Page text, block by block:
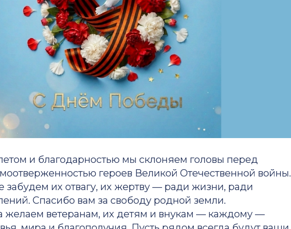
и благодарностью мы склоняем головы перед
героев Великой Отечественной войны.
их отвагу, их жертву — ради жизни, ради
Спасибо вам за свободу родной земли.
желаем ветеранам, их детям и внукам — каждому —